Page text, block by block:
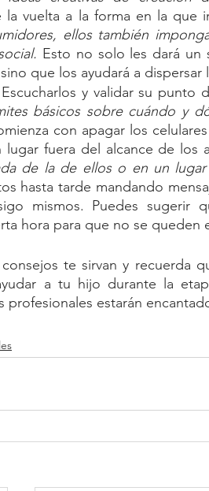
la vuelta a la forma en la que
ellos también
Esto no solo les dará
que los ayudará a
Escucharlos y validar su punto
básicos sobre cuándo y
con apagar los
lugar fuera del alcance de los
de la de ellos o en un
hasta tarde mandando
mismos. Puedes
hora para que no se queden
te sirvan y recuerda
a tu hijo durante la
profesionales estarán